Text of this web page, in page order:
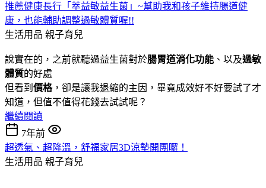
推薦健康長行「萃益敏益生菌」~幫助我和孩子維持腸道健
康，也能輔助調整過敏體質喔!!
生活用品 親子育兒
說實在的，之前就聽過益生菌對於腸胃道消化功能 、以及過敏
體質的好處
但看到 價格，卻是讓我退縮的主因，畢竟成效好不好要試了才
知道，但值不值得花錢去試試呢？
繼續閱讀
7年前
超透氣、超降溫，舒福家居3D涼墊開團囉！
生活用品 親子育兒